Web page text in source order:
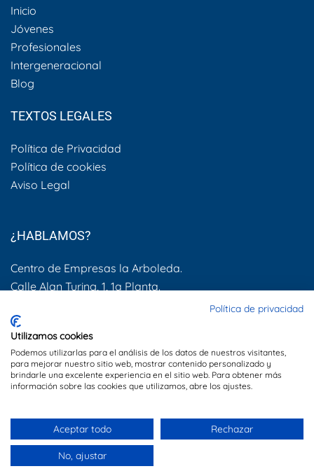
Inicio
Jóvenes
Profesionales
Intergeneracional
Blog
TEXTOS LEGALES
Política de Privacidad
Política de cookies
Aviso Legal
¿HABLAMOS?
Centro de Empresas la Arboleda.
Calle Alan Turing, 1, 1a Planta.
600 505 083
info@dynamis.es
Política de privacidad
Utilizamos cookies
Podemos utilizarlas para el análisis de los datos de nuestros visitantes,
para mejorar nuestro sitio web, mostrar contenido personalizado y
brindarle una excelente experiencia en el sitio web. Para obtener más
información sobre las cookies que utilizamos, abre los ajustes.
Aceptar todo Rechazar
No, ajustar